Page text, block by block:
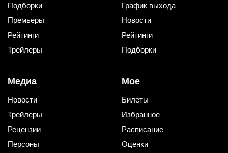
Подборки
Премьеры
Рейтинги
Трейлеры
График выхода
Новости
Рейтинги
Подборки
Медиа
Новости
Трейлеры
Рецензии
Персоны
Мое
Билеты
Избранное
Расписание
Оценки